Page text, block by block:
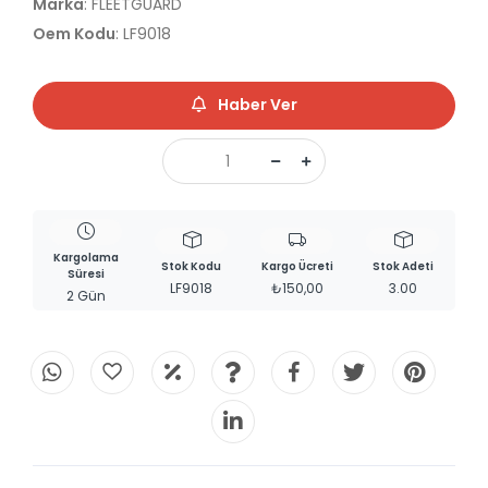
Oem Kodu: LF9018
Haber Ver
Kargolama
Süresi
2 Gün
Stok Kodu
LF9018
Kargo Ücreti
₺150,00
Stok Adeti
3.00